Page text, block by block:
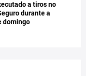
a tiros no
durante a
domingo